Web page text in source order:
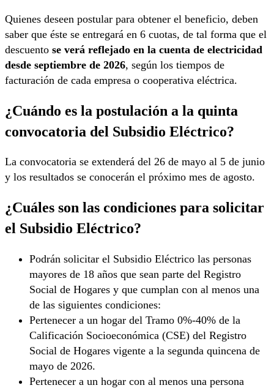
Quienes deseen postular para obtener el beneficio, deben
saber que éste se entregará en 6 cuotas, de tal forma que el
descuento se verá reflejado en la cuenta de electricidad
desde septiembre de 2026, según los tiempos de
facturación de cada empresa o cooperativa eléctrica.
¿Cuándo es la postulación a la quinta
convocatoria del Subsidio Eléctrico?
La convocatoria se extenderá del 26 de mayo al 5 de junio
y los resultados se conocerán el próximo mes de agosto.
¿Cuáles son las condiciones para solicitar
el Subsidio Eléctrico?
Podrán solicitar el Subsidio Eléctrico las personas
mayores de 18 años que sean parte del Registro
Social de Hogares y que cumplan con al menos una
de las siguientes condiciones:
Pertenecer a un hogar del Tramo 0%-40% de la
Calificación Socioeconómica (CSE) del Registro
Social de Hogares vigente a la segunda quincena de
mayo de 2026.
Pertenecer a un hogar con al menos una persona